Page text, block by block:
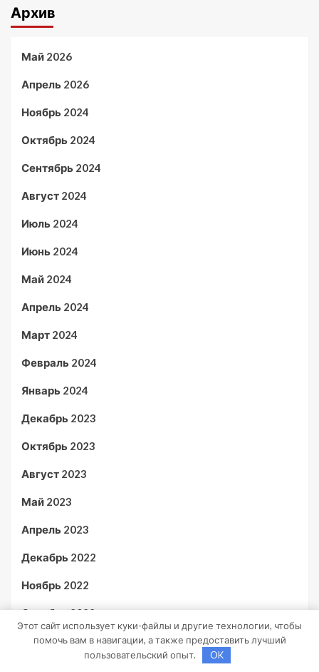
Архив
Май 2026
Апрель 2026
Ноябрь 2024
Октябрь 2024
Сентябрь 2024
Август 2024
Июль 2024
Июнь 2024
Май 2024
Апрель 2024
Март 2024
Февраль 2024
Январь 2024
Декабрь 2023
Октябрь 2023
Август 2023
Май 2023
Апрель 2023
Декабрь 2022
Ноябрь 2022
Октябрь 2022
Декабрь 2021
Этот сайт использует куки-файлы и другие технологии, чтобы
помочь вам в навигации, а также предоставить лучший
пользовательский опыт.
OK